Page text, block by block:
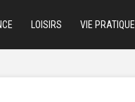
LOISIRS VIE PRATIQUE